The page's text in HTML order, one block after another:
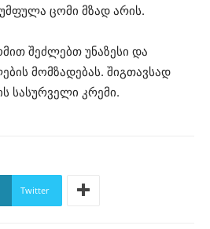
ცომი მზად არის.
შეძლებთ უნაზესი და
მომზადებას. შიგთავსად
სასურველი კრემი.
Twitter